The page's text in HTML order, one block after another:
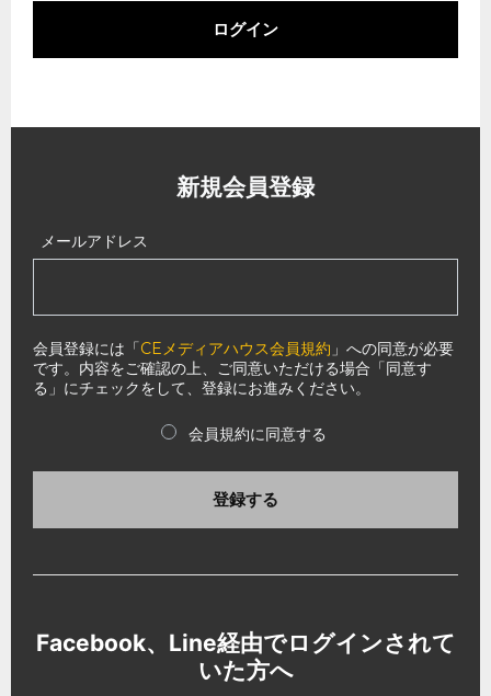
ログイン
新規会員登録
メールアドレス
会員登録には「CEメディアハウス会員規約 」への同意が必要
です。内容をご確認の上、ご同意いただける場合「同意す
る」にチェックをして、登録にお進みください。
会員規約に同意する
登録する
Facebook、Line経由でログインされて
いた方へ